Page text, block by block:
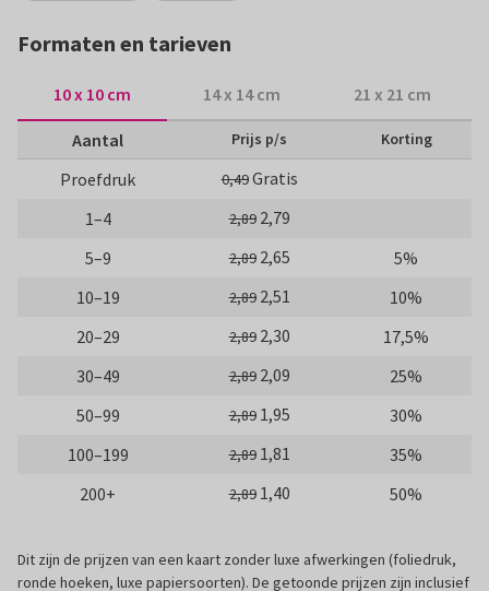
Formaten en tarieven
10 x 10 cm 14 x 14 cm 21 x 21 cm
Aantal Prijs p/s Korting
Proefdruk 0,49Gratis
1–4
2,89 2,79
5–9
2,89 2,65
5%
10–19
2,89 2,51
10%
20–29
2,89 2,30
17,5%
30–49
2,89 2,09
25%
50–99
2,89 1,95
30%
100–199
2,89 1,81
35%
200+
2,89 1,40 50%
Dit zijn de prijzen van een kaart zonder luxe afwerkingen (foliedruk,
ronde hoeken, luxe papiersoorten). De getoonde prijzen zijn inclusief